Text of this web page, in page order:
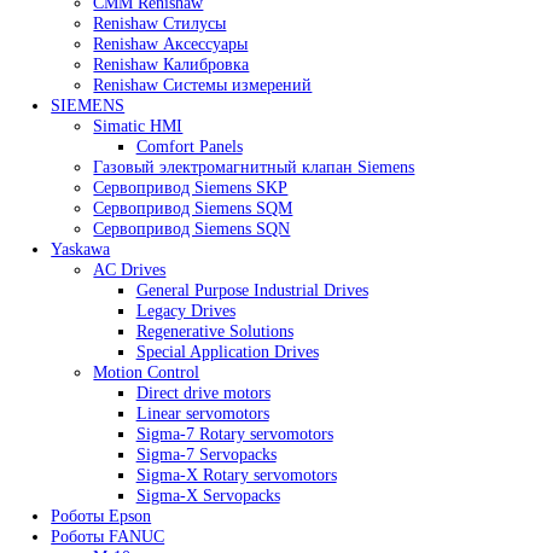
Серводвигатель Mitsubishi
Сервоприводы MITSUBISHI
Renishaw
CMM Renishaw
Renishaw Cтилусы
Renishaw Аксессуары
Renishaw Калибровка
Renishaw Системы измерений
SIEMENS
Simatic HMI
Газовый электромагнитный клапан Siemens
Сервопривод Siemens SKP
Сервопривод Siemens SQM
Сервопривод Siemens SQN
Yaskawa
AC Drives
General Purpose Industrial Drives
Legacy Drives
Regenerative Solutions
Special Application Drives
Motion Control
Direct drive motors